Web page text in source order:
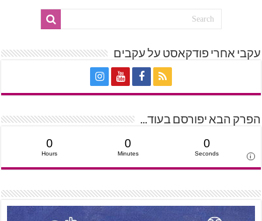
עקבי אחרי פודקאסט על עקבים
הפרק הבא יפורסם בעוד...
0
Hours
0
Minutes
0
Seconds i